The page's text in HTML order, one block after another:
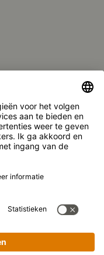
van Kikkoman